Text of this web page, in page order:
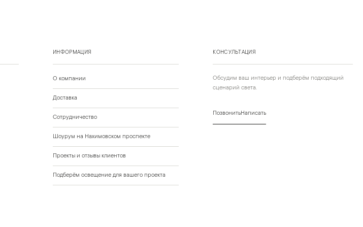
КОНСУЛЬТАЦИЯ
Обсудим ваш интерьер и подберём подходящий
сценарий света.
ПозвонитьНаписать
ИНФОРМАЦИЯ
О компании
Доставка
Сотрудничество
Шоурум на Нахимовском проспекте
Проекты и отзывы клиентов
Подберём освещение для вашего проекта